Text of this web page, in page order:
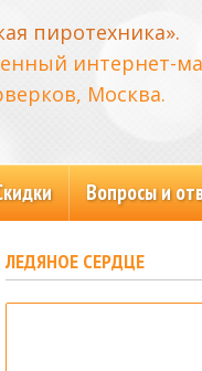
пиротехника».
интернет-
Москва.
Вопросы и
ЛЕДЯНОЕ СЕРДЦЕ